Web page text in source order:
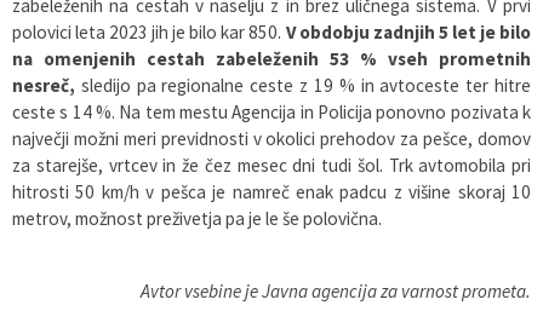
zabeleženih na cestah v naselju z in brez uličnega sistema. V prvi
polovici leta 2023 jih je bilo kar 850. V obdobju zadnjih 5 let je bilo
na omenjenih cestah zabeleženih 53 % vseh prometnih
nesreč, sledijo pa regionalne ceste z 19 % in avtoceste ter hitre
ceste s 14 %. Na tem mestu Agencija in Policija ponovno pozivata k
največji možni meri previdnosti v okolici prehodov za pešce, domov
za starejše, vrtcev in že čez mesec dni tudi šol. Trk avtomobila pri
hitrosti 50 km/h v pešca je namreč enak padcu z višine skoraj 10
metrov, možnost preživetja pa je le še polovična.
Avtor vsebine je Javna agencija za varnost prometa.